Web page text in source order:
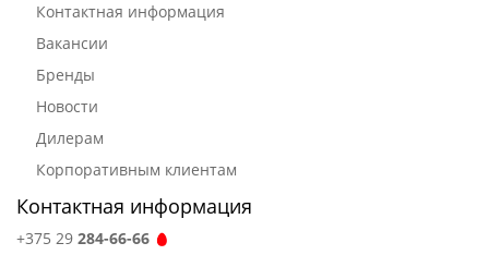
Контактная информация
Вакансии
Бренды
Новости
Дилерам
Корпоративным клиентам
Контактная информация
+375 29 284-66-66